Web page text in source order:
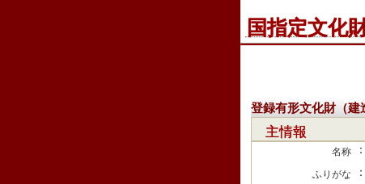
国指定文化
登録有形文化財（建
主情報
名称 ：
ふりがな ：